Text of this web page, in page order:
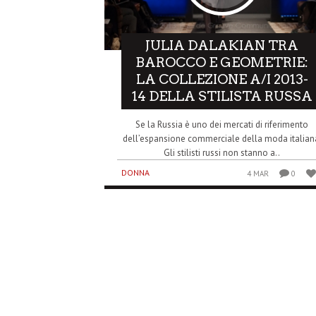
JULIA DALAKIAN TRA
BAROCCO E GEOMETRIE:
LA COLLEZIONE A/I 2013-
14 DELLA STILISTA RUSSA
Se la Russia è uno dei mercati di riferimento
dell’espansione commerciale della moda
Gli stilisti russi non stanno a..
DONNA 4 MAR 0